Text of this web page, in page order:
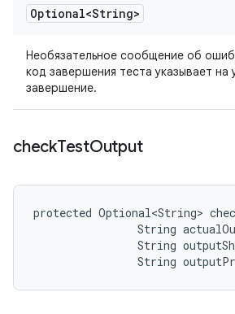
Optional<String>
Необязательное сообщение об
код завершения теста указывает на
завершение.
checkTestOutput
protected Optional<String>
String
String
String